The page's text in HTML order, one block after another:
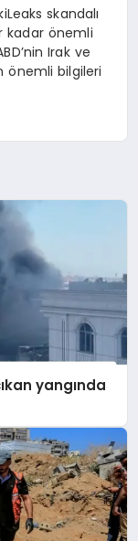
skandalı
kadar önemli
Irak ve
önemli bilgileri
yangında